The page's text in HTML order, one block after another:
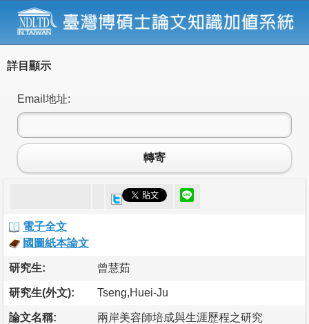
詳目顯示
Email地址:
轉寄
電子全文
國圖紙本論文
研究生: 曾慧茹
研究生(外文): Tseng,Huei-Ju
論文名稱: 兩岸美容師培成與生涯歷程之研究